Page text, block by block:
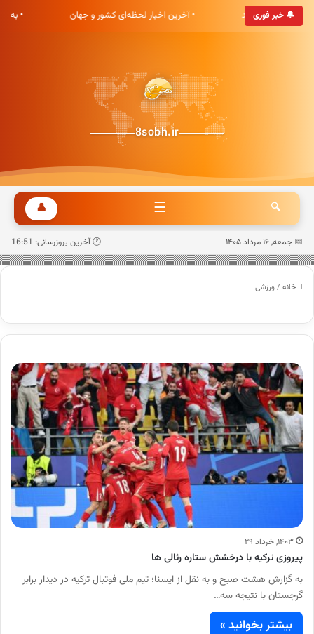
🔔 خبر فوری
هشت صبح خوش آمدید • آخرین اخبار لحظه‌ای کشور و جهان •
8sobh.ir
🔍
☰
👤
📅 جمعه, ۱۶ مرداد ۱۴۰۵ 🕐 آخرین بروزرسانی: 16:51
خانه /ورزشی
۱۴۰۳, خرداد ۲۹
پیروزی ترکیه با درخشش ستاره رئالی ها
به گزارش هشت صبح و به نقل از ایسنا؛ تیم ملی فوتبال ترکیه در دیدار برابر
گرجستان با نتیجه سه…
بیشتر بخوانید »